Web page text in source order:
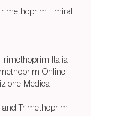
Emirati
Italia
Online
Medica
Trimethoprim